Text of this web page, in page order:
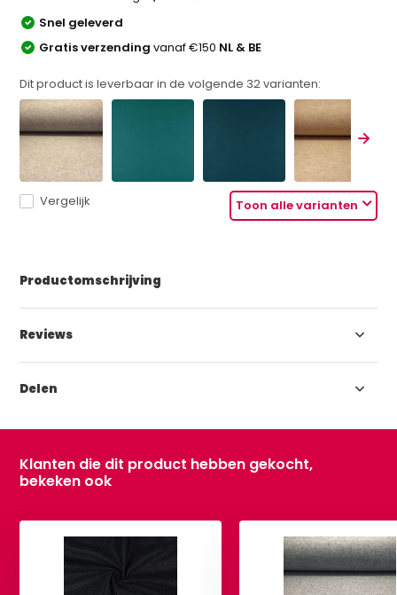
Snel geleverd
Gratis verzendingvanaf €150 NL & BE
Dit product is leverbaar in de volgende 32varianten:
Toon alle varianten
Vergelijk
Productomschrijving
Reviews
Delen
Klanten die dit product hebben gekocht,
bekeken ook